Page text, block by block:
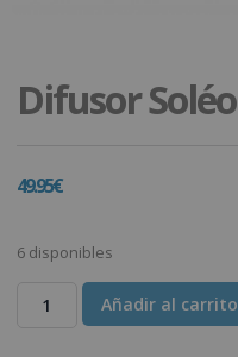
Difusor Soléo
49.95€
6 disponibles
Añadir al carrito